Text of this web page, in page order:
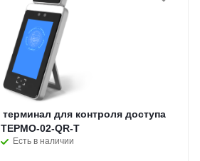
для контроля доступа
ТЕРМО-02-QR-T
Есть в наличии